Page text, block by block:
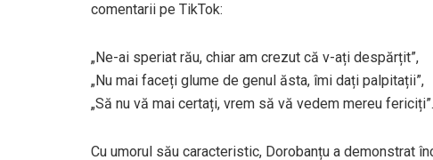
comentarii pe TikTok:
„Ne-ai speriat rău, chiar am crezut că v-ați despărțit”,
„Nu mai faceți glume de genul ăsta, îmi dați palpitații”,
„Să nu vă mai certați, vrem să vă vedem mereu fericiți”.
Cu umorul său caracteristic, Dorobanțu a demonstrat